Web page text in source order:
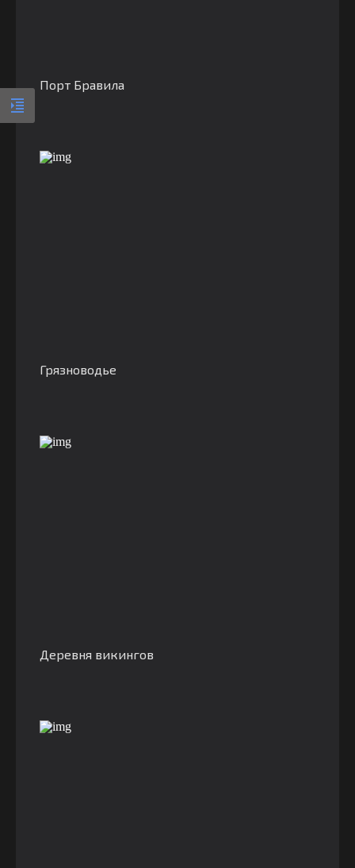
Порт Бравила
Грязноводье
Деревня викингов